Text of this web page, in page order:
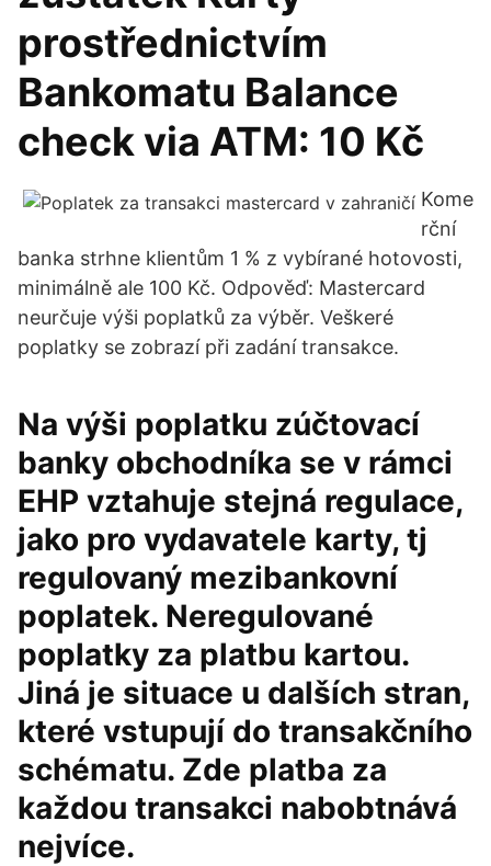
prostřednictvím
Bankomatu Balance
check via ATM: 10 Kč
Kome
rční
banka strhne klientům 1 % z vybírané hotovosti,
minimálně ale 100 Kč. Odpověď: Mastercard
neurčuje výši poplatků za výběr. Veškeré
poplatky se zobrazí při zadání transakce.
Na výši poplatku zúčtovací
banky obchodníka se v rámci
EHP vztahuje stejná regulace,
jako pro vydavatele karty, tj
regulovaný mezibankovní
poplatek. Neregulované
poplatky za platbu kartou.
Jiná je situace u dalších stran,
které vstupují do transakčního
schématu. Zde platba za
každou transakci nabobtnává
nejvíce.